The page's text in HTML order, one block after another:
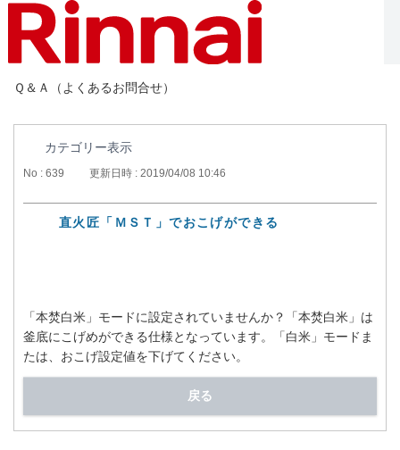
Ｑ＆Ａ（よくあるお問合せ）
カテゴリー表示
No : 639 更新日時 : 2019/04/08 10:46
直火匠「ＭＳＴ」でおこげができる
「本焚白米」モードに設定されていませんか？「本焚白米」は
釜底にこげめができる仕様となっています。「白米」モードま
たは、おこげ設定値を下げてください。
戻る